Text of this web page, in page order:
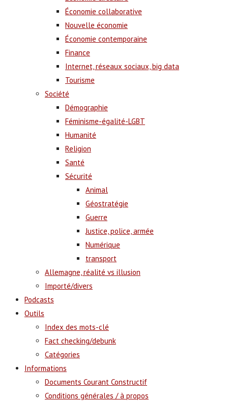
Économie collaborative
Nouvelle économie
Économie contemporaine
Finance
Internet, réseaux sociaux, big data
Tourisme
Société
Démographie
Féminisme-égalité-LGBT
Humanité
Religion
Santé
Sécurité
Animal
Géostratégie
Guerre
Justice, police, armée
Numérique
transport
Allemagne, réalité vs illusion
Importé/divers
Podcasts
Outils
Index des mots-clé
Fact checking/debunk
Catégories
Informations
Documents Courant Constructif
Conditions générales / à propos